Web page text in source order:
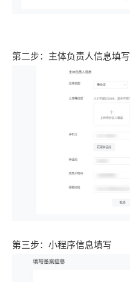
第二步：主体负责人信息填写
第三步：小程序信息填写